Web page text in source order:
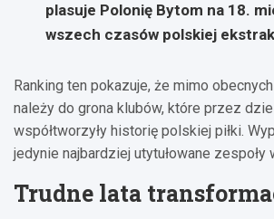
plasuje Polonię Bytom na 18.
wszech czasów polskiej
Ranking ten pokazuje, że mimo
należy do grona klubów, które przez
współtworzyły historię polskiej piłki.
jedynie najbardziej utytułowane zespoły
Trudne lata